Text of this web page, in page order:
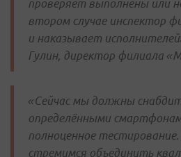
проверяет выполнены или
втором случае инспектор
и наказывает
Гулин, директор филиала
«Сейчас мы должны
определёнными
полноценное
стремимся объединить